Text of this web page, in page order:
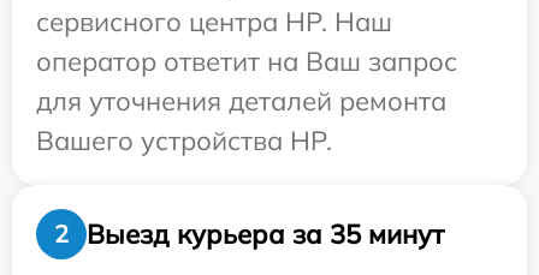
сервисного центра HP. Наш
оператор ответит на Ваш запрос
для уточнения деталей ремонта
Вашего устройства HP.
2
Выезд курьера за 35 минут